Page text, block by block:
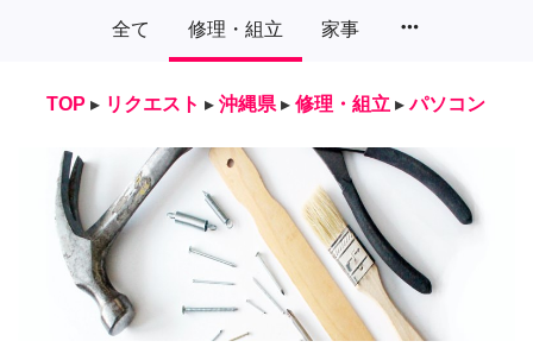
全て 修理・組立 家事 more_horiz
TOP ▸ リクエスト ▸ 沖縄県 ▸ 修理・組立 ▸ パソコン